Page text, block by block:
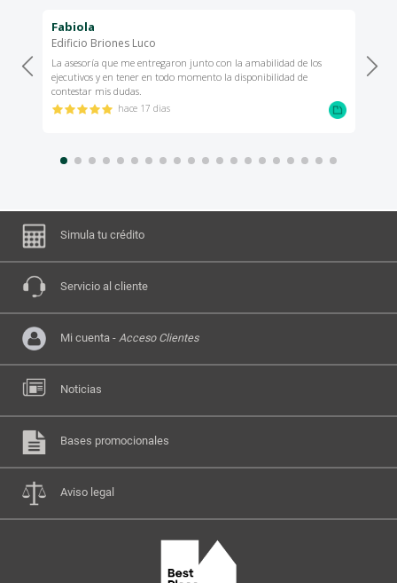
Simula tu crédito
Servicio al cliente
Mi cuenta - Acceso Clientes
Noticias
Bases promocionales
Aviso legal